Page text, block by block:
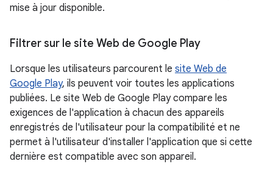
mise à jour disponible.
Filtrer sur le site Web de Google Play
Lorsque les utilisateurs parcourent le site Web de
Google Play, ils peuvent voir toutes les applications
publiées. Le site Web de Google Play compare les
exigences de l'application à chacun des appareils
enregistrés de l'utilisateur pour la compatibilité et ne
permet à l'utilisateur d'installer l'application que si cette
dernière est compatible avec son appareil.